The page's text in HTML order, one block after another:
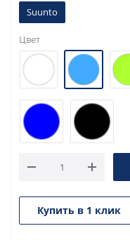
Suunto
Цвет
Купить в 1 клик